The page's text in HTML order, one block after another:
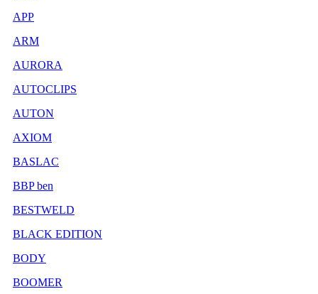
APP
ARM
AURORA
AUTOCLIPS
AUTON
AXIOM
BASLAC
BBP ben
BESTWELD
BLACK EDITION
BODY
BOOMER